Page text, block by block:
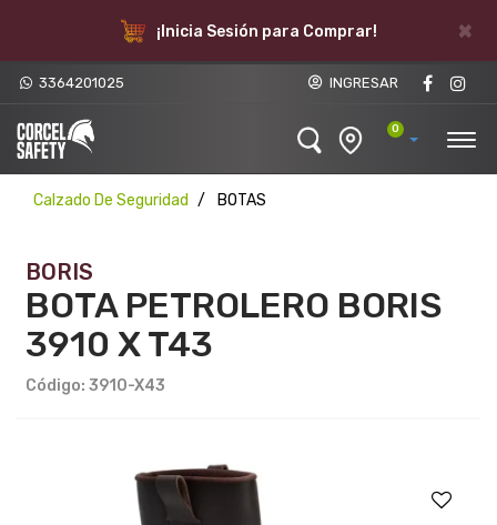
×
¡Inicia Sesión para Comprar!
3364201025 INGRESAR
0
Calzado De Seguridad BOTAS
BORIS
BOTA PETROLERO BORIS
3910 X T43
Código: 3910-X43